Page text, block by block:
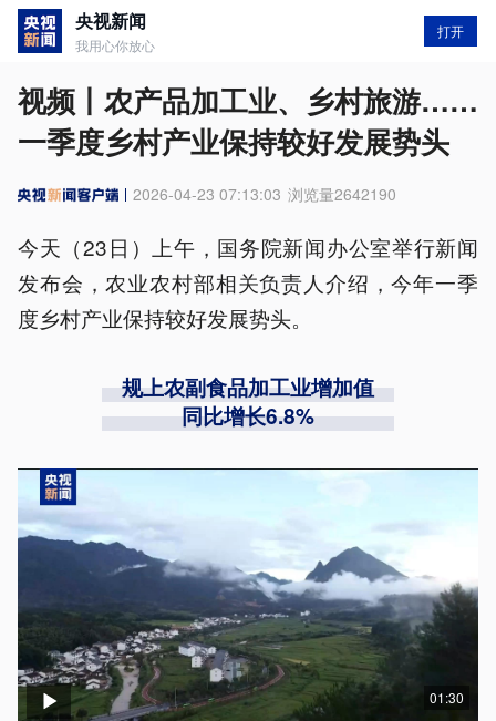
央视新闻
我用心你放心
打开
视频丨农产品加工业、乡村旅游……
一季度乡村产业保持较好发展势头
2026-04-23 07:13:03 浏览量2642190
今天（23日）上午，国务院新闻办公室举行新闻
发布会，农业农村部相关负责人介绍，今年一季
度乡村产业保持较好发展势头。
规上农副食品加工业增加值
同比增长6.8%
01:30